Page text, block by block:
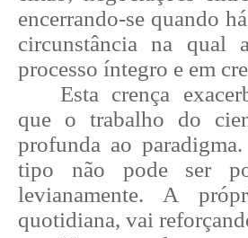
encerrando-se quando
circunstância na qual
processo íntegro e em
Esta crença
que o trabalho do
profunda ao paradigma
tipo não pode ser
levianamente. A
quotidiana, vai